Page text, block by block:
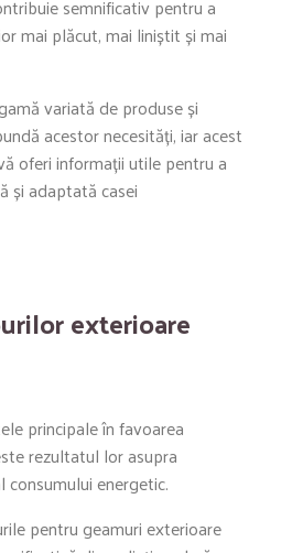
semnificativ pentru a
mai plăcut, mai liniștit și mai
variată de produse și
acestor necesități, iar acest
oferi informații utile pentru a
și adaptată casei
exterioare
principale în favoarea
rezultatul lor asupra
energetic.
pentru geamuri exterioare